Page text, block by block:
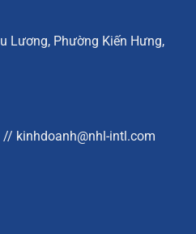
Lương, Phường Kiến Hưng,
kinhdoanh@nhl-intl.com